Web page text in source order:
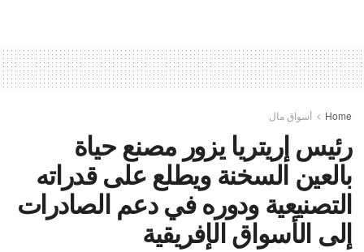
Home أسواق مال
رئيس إريتريا يزور مصنع حياة
بالعين السخنة ويطلع على قدراته
التصنيعية ودوره في دعم الصادرات
إلى الأسواق الإفريقية